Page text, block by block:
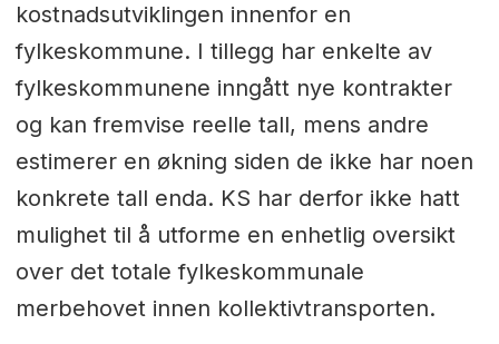
kostnadsutviklingen innenfor en
fylkeskommune. I tillegg har enkelte av
fylkeskommunene inngått nye kontrakter
og kan fremvise reelle tall, mens andre
estimerer en økning siden de ikke har noen
konkrete tall enda. KS har derfor ikke hatt
mulighet til å utforme en enhetlig oversikt
over det totale fylkeskommunale
merbehovet innen kollektivtransporten.